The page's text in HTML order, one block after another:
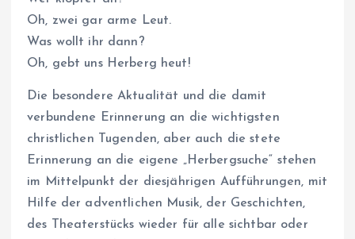
Oh, zwei gar arme Leut.
Was wollt ihr dann?
Oh, gebt uns Herberg heut!
Die besondere Aktualität und die damit
verbundene Erinnerung an die wichtigsten
christlichen Tugenden, aber auch die stete
Erinnerung an die eigene „Herbergsuche“ stehen
im Mittelpunkt der diesjährigen Aufführungen, mit
Hilfe der adventlichen Musik, der Geschichten,
des Theaterstücks wieder für alle sichtbar oder